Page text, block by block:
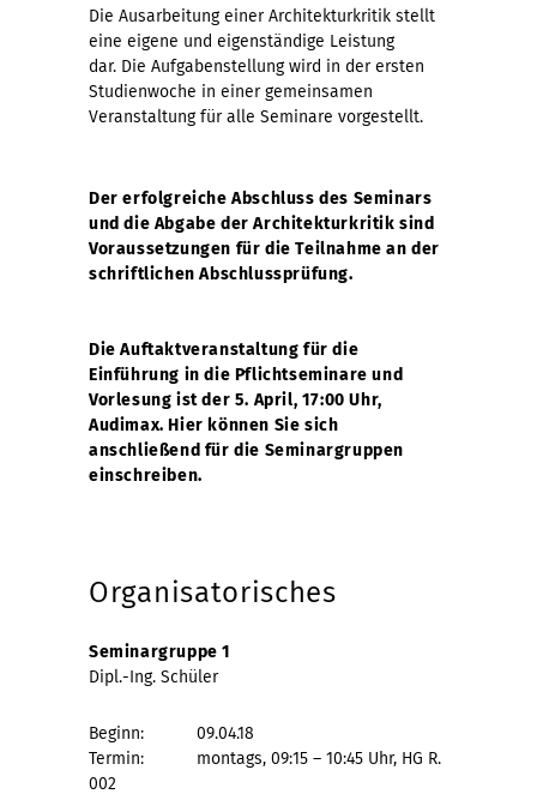
Die Ausarbeitung einer Architekturkritik stellt
eine eigene und eigenständige Leistung
dar. Die Aufgabenstellung wird in der ersten
Studienwoche in einer gemeinsamen
Veranstaltung für alle Seminare vorgestellt.
Der erfolgreiche Abschluss des Seminars
und die Abgabe der Architekturkritik sind
Voraussetzungen für die Teilnahme an der
schriftlichen Abschlussprüfung.
Die Auftaktveranstaltung für die
Einführung in die Pflichtseminare und
Vorlesung ist der 5. April, 17:00 Uhr,
Audimax. Hier können Sie sich
anschließend für die Seminargruppen
einschreiben.
Organisatorisches
Seminargruppe 1
Dipl.-Ing. Schüler
Beginn: 09.04.18
Termin: montags, 09:15 – 10:45 Uhr, HG R.
002